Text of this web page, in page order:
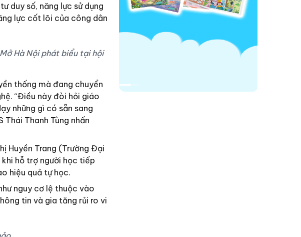
duy số, năng lực sử dụng
lực cốt lõi của công dân
Hà Nội phát biểu tại hội
thống mà đang chuyển
“Điều này đòi hỏi giáo
những gì có sẵn sang
Thanh Tùng nhấn
Huyền Trang (Trường Đại
hỗ trợ người học tiếp
hiệu quả tự học.
nguy cơ lệ thuộc vào
tin và gia tăng rủi ro vi